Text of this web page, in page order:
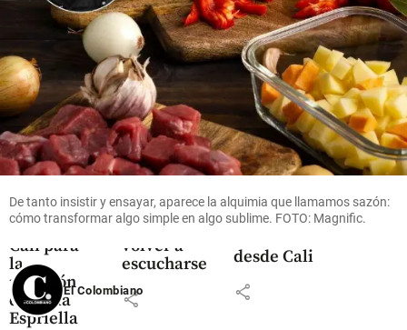
Colombia
Con
refuerzo
del pie de
fuerza,
así se
preparó
Cali para
la
posesión
de De la
Espriella
Críticos
Crónicas
de un Fan
Fatal:
Alterados
decide
volver a
escucharse
share
Videos
Posesión
de Abelardo
de la
desde Cali
share
De tanto insistir y ensayar, aparece la alquimia que llamamos sazón:
cómo transformar algo simple en algo sublime. FOTO: Magnific.
El Colombiano